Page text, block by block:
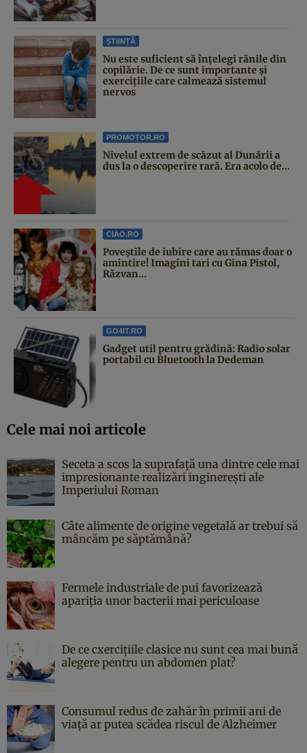
ȘTIINȚĂ
Nu este suficient să înțelegi rănile din
copilărie. De ce sunt importante și
exercițiile care calmează sistemul
nervos
PROMOTOR.RO
Nivelul extrem de scăzut al Dunării a
dus la o descoperire rară. Era acolo de...
CIAO.RO
Poveştile de iubire care au rămas doar o
amintire! Imagini tari cu Gina Pistol,
Răzvan...
GO4IT.RO
Gadget util pentru grădină: Radio solar
portabil cu Bluetooth la Dedeman
Cele mai noi articole
Seceta a scos la suprafață una dintre cele mai
impresionante realizări inginerești ale
Imperiului Roman
Câte alimente de origine vegetală ar trebui să
mâncăm pe săptămână?
Fermele industriale de pui favorizează
apariția unor bacterii mai periculoase
De ce cxercițiile clasice nu sunt cea mai bună
alegere pentru un abdomen plat?
Consumul redus de zahăr în primii ani de
viață ar putea scădea riscul de Alzheimer